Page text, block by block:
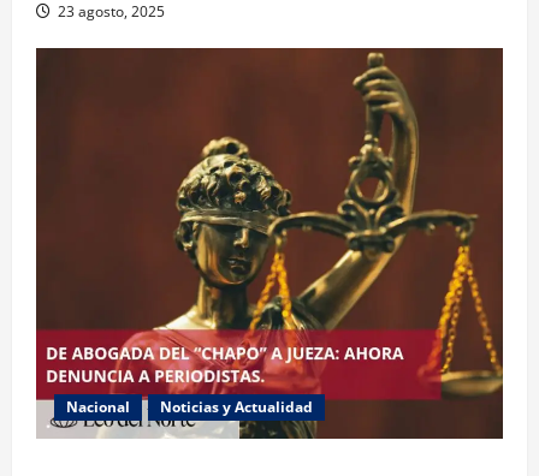
23 agosto, 2025
Nacional Noticias y Actualidad